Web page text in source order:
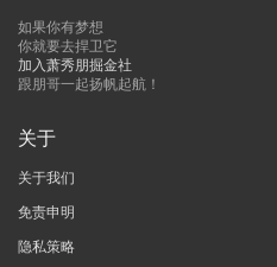
如果你有梦想
你就要去捍卫它
加入萧秀朋掘金社
跟朋哥一起扬帆起航！
关于
关于我们
免责申明
隐私策略